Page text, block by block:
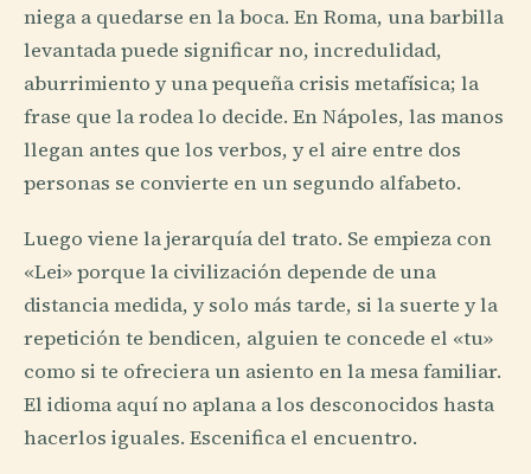
niega a quedarse en la boca. En Roma, una barbilla
levantada puede significar no, incredulidad,
aburrimiento y una pequeña crisis metafísica; la
frase que la rodea lo decide. En Nápoles, las manos
llegan antes que los verbos, y el aire entre dos
personas se convierte en un segundo alfabeto.
Luego viene la jerarquía del trato. Se empieza con
«Lei» porque la civilización depende de una
distancia medida, y solo más tarde, si la suerte y la
repetición te bendicen, alguien te concede el «tu»
como si te ofreciera un asiento en la mesa familiar.
El idioma aquí no aplana a los desconocidos hasta
hacerlos iguales. Escenifica el encuentro.